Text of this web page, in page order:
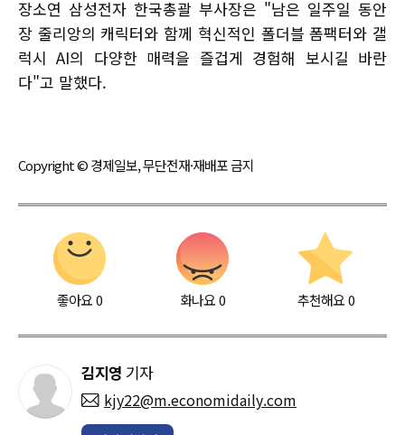
장소연 삼성전자 한국총괄 부사장은 "남은 일주일 동안
장 줄리앙의 캐릭터와 함께 혁신적인 폴더블 폼팩터와 갤
럭시 AI의 다양한 매력을 즐겁게 경험해 보시길 바란
다"고 말했다.
Copyright © 경제일보, 무단전재·재배포 금지
좋아요0 화나요0 추천해요 0
김지영 기자
kjy22@m.economidaily.com